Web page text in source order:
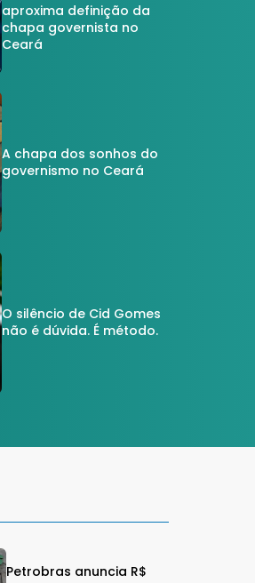
aproxima definição da
chapa governista no
Ceará
A chapa dos sonhos do
governismo no Ceará
O silêncio de Cid Gomes
não é dúvida. É método.
Petrobras anuncia R$